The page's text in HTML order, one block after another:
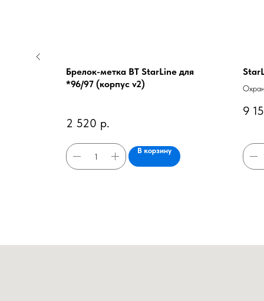
Брелок-метка BT StarLine для
*96/97 (корпус v2)
2 520 р.
В корзину
9